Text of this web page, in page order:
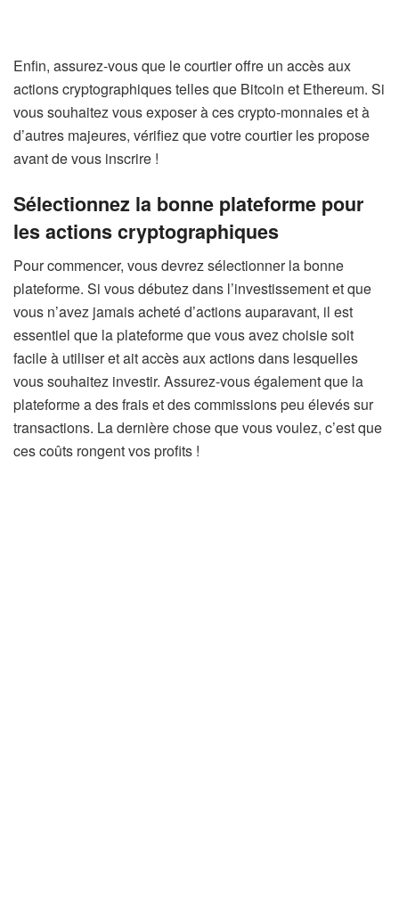
Enfin, assurez-vous que le courtier offre un accès aux
actions cryptographiques telles que Bitcoin et Ethereum. Si
vous souhaitez vous exposer à ces crypto-monnaies et à
d’autres majeures, vérifiez que votre courtier les propose
avant de vous inscrire !
Sélectionnez la bonne plateforme pour
les actions cryptographiques
Pour commencer, vous devrez sélectionner la bonne
plateforme. Si vous débutez dans l’investissement et que
vous n’avez jamais acheté d’actions auparavant, il est
essentiel que la plateforme que vous avez choisie soit
facile à utiliser et ait accès aux actions dans lesquelles
vous souhaitez investir. Assurez-vous également que la
plateforme a des frais et des commissions peu élevés sur
transactions. La dernière chose que vous voulez, c’est que
ces coûts rongent vos profits !